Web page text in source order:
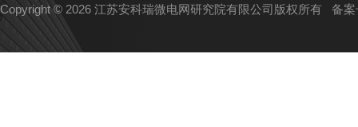
Copyright © 2026 江苏安科瑞微电网研究院有限公司版权所有 备案